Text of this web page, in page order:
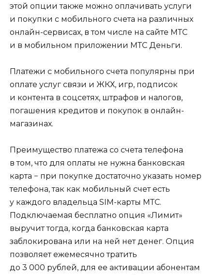
этой опции также можно оплачивать услуги
и покупки с мобильного счета на различных
онлайн-сервисах, в том числе на сайте МТС
и в мобильном приложении МТС Деньги.
Платежи с мобильного счета популярны при
оплате услуг связи и ЖКХ, игр, подписок
и контента в соцсетях, штрафов и налогов,
погашения кредитов и покупок в онлайн-
магазинах.
Преимущество платежа со счета телефона
в том, что для оплаты не нужна банковская
карта − при покупке достаточно указать номер
телефона, так как мобильный счет есть
у каждого владельца SIM-карты МТС.
Подключаемая бесплатно опция «Лимит»
выручит тогда, когда банковская карта
заблокирована или на ней нет денег. Опция
позволяет ежемесячно тратить
до 3 000 рублей, для ее активации абонентам